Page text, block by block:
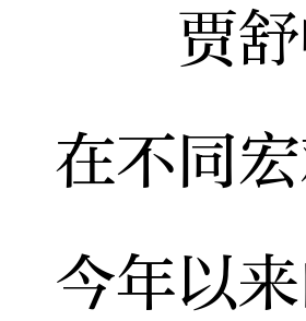
贾舒
在不同
今年以